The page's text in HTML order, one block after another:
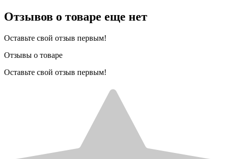
Отзывов о товаре еще нет
Оставьте свой отзыв первым!
Отзывы о товаре
Оставьте свой отзыв первым!